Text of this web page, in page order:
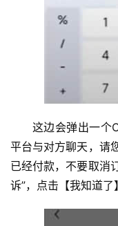
这边会弹出一个
平台与对方聊天，请
已经付款，不要取消
诉”，点击【我知道了